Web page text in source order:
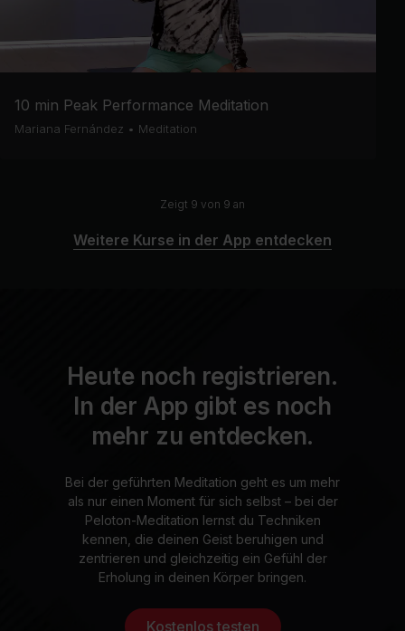
10 min Peak Performance Meditation
Mariana Fernández • Meditation
Zeigt 9 von 9 an
Weitere Kurse in der App entdecken
Heute noch registrieren.
In der App gibt es noch
mehr zu entdecken.
Bei der geführten Meditation geht es um mehr
als nur einen Moment für sich selbst – bei der
Peloton-Meditation lernst du Techniken
kennen, die deinen Geist beruhigen und
zentrieren und gleichzeitig ein Gefühl der
Erholung in deinen Körper bringen.
Kostenlos testen